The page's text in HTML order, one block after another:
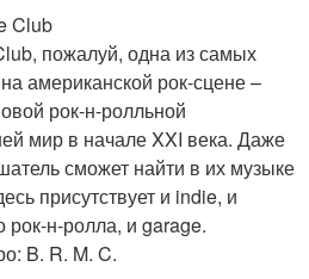
Club
пожалуй, одна из самых
американской рок-сцене –
рок-н-ролльной
мир в начале XXI века. Даже
сможет найти в их музыке
присутствует и indie, и
рок-н-ролла, и garage.
B. R. M. C.